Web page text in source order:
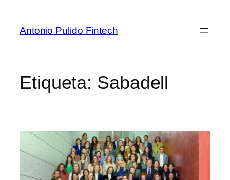
Antonio Pulido Fintech
Etiqueta: Sabadell